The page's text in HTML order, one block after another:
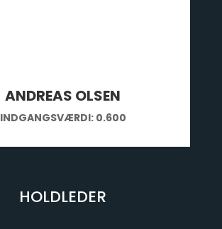
ANDREAS OLSEN
INDGANGSVÆRDI: 0.600
HOLDLEDER